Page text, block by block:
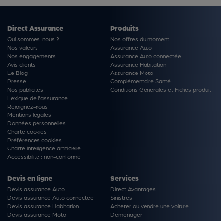
Direct Assurance
Qui sommes-nous ?
Nos valeurs
Nos engagements
Avis clients
Le Blog
Presse
Nos publicités
Lexique de l'assurance
Rejoignez-nous
Mentions légales
Données personnelles
Charte cookies
Préférences cookies
Charte intelligence artificielle
Accessibilité : non-conforme
Produits
Nos offres du moment
Assurance Auto
Assurance Auto connectée
Assurance Habitation
Assurance Moto
Complémentaire Santé
Conditions Générales et Fiches produit
Devis en ligne
Devis assurance Auto
Devis assurance Auto connectée
Devis assurance Habitation
Devis assurance Moto
Services
Direct Avantages
Sinistres
Acheter ou vendre une voiture
Déménager